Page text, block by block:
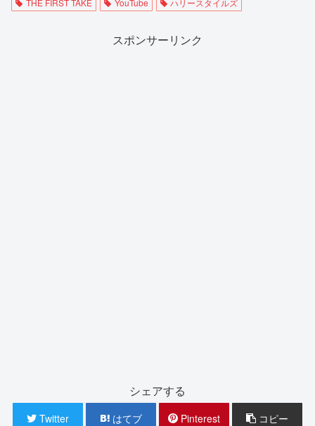
スポンサーリンク
シェアする
Twitter はてブ Pinterest コピー